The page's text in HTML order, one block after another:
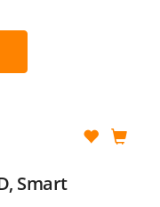
Smart